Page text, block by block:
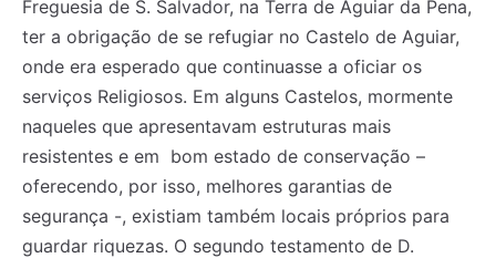
novidades.
Insira o seu endereço de email e clique para
subscrever:
novidades.
Insira o seu endereço de email e clique para
subscrever:
Freguesia de S. Salvador, na Terra de Aguiar da Pena,
ter a obrigação de se refugiar no Castelo de Aguiar,
onde era esperado que continuasse a oficiar os
serviços Religiosos. Em alguns Castelos, mormente
naqueles que apresentavam estruturas mais
resistentes e em bom estado de conservação –
oferecendo, por isso, melhores garantias de
segurança -, existiam também locais próprios para
guardar riquezas. O segundo testamento de D.